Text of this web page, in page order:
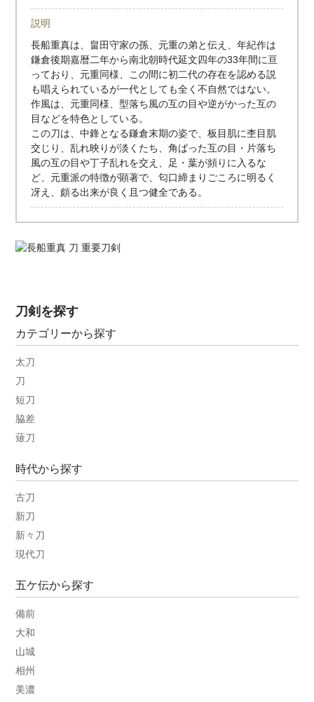
説明
長船重真は、畠田守家の孫、元重の弟と伝え、年紀作は
鎌倉後期嘉暦二年から南北朝時代延文四年の33年間に亘
っており、元重同様、この間に初二代の存在を認める説
も唱えられているが一代としても全く不自然ではない。
作風は、元重同様、型落ち風の互の目や逆がかった互の
目などを特色としている。
この刀は、中鋒となる鎌倉末期の姿で、板目肌に杢目肌
交じり、乱れ映りが淡くたち、角ばった互の目・片落ち
風の互の目や丁子乱れを交え、足・葉が頻りに入るな
ど、元重派の特徴が顕著で、匂口締まりごころに明るく
冴え、頗る出来が良く且つ健全である。
刀剣を探す
カテゴリーから探す
太刀
刀
短刀
脇差
薙刀
時代から探す
古刀
新刀
新々刀
現代刀
五ケ伝から探す
備前
大和
山城
相州
美濃